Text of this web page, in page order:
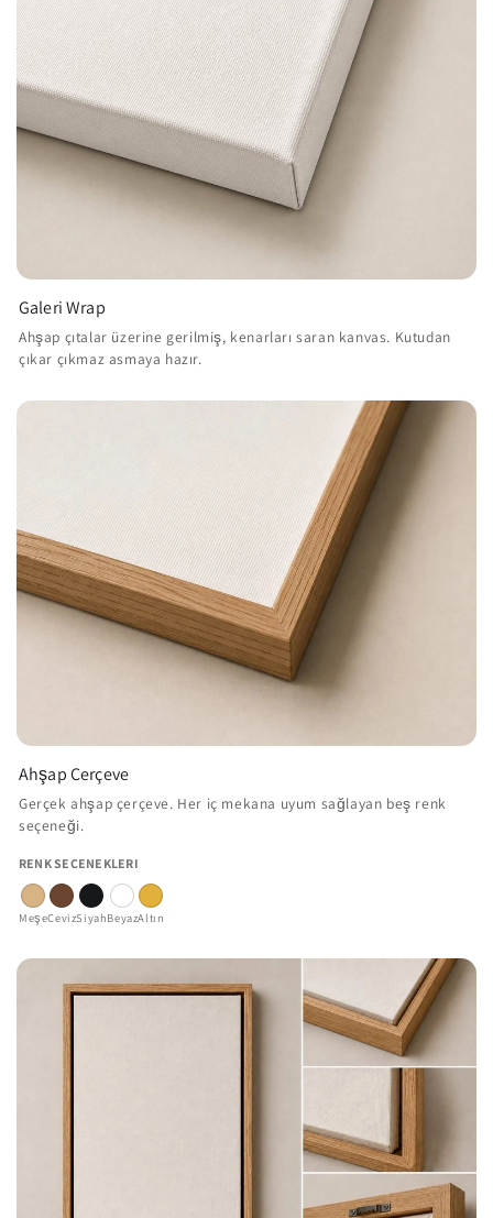
Galeri Wrap
Ahşap çıtalar üzerine gerilmiş, kenarları saran kanvas. Kutudan
çıkar çıkmaz asmaya hazır.
Ahşap Çerçeve
Gerçek ahşap çerçeve. Her iç mekana uyum sağlayan beş renk
seçeneği.
RENK SEÇENEKLERI
MeşeCevizSiyahBeyazAltın